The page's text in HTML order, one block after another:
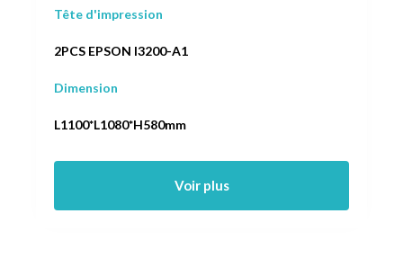
Tête d'impression
2PCS EPSON I3200-A1
Dimension
L1100*L1080*H580mm
Voir plus